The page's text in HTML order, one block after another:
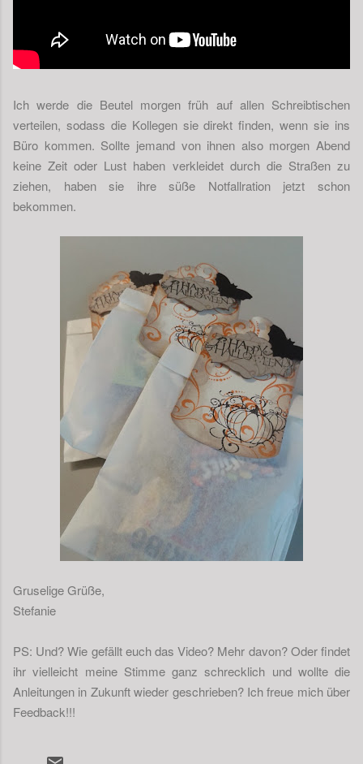
Ich werde die Beutel morgen früh auf allen Schreibtischen
verteilen, sodass die Kollegen sie direkt finden, wenn sie ins
Büro kommen. Sollte jemand von ihnen also morgen Abend
keine Zeit oder Lust haben verkleidet durch die Straßen zu
ziehen, haben sie ihre süße Notfallration jetzt schon
bekommen.
Gruselige Grüße,
Stefanie
PS: Und? Wie gefällt euch das Video? Mehr davon? Oder findet
ihr vielleicht meine Stimme ganz schrecklich und wollte die
Anleitungen in Zukunft wieder geschrieben? Ich freue mich über
Feedback!!!